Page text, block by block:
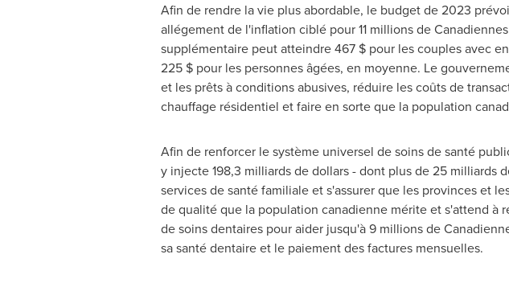
Afin de rendre la vie plus abordable, le budget de 2023
allégement de l'inflation ciblé pour 11 millions de
supplémentaire peut atteindre 467 $ pour les couples avec
225 $ pour les personnes âgées, en moyenne. Le
et les prêts à conditions abusives, réduire les coûts de
chauffage résidentiel et faire en sorte que la population
Afin de renforcer le système universel de soins de santé
y injecte 198,3 milliards de dollars - dont plus de 25 milliards
services de santé familiale et s'assurer que les provinces et
de qualité que la population canadienne mérite et s'attend à
de soins dentaires pour aider jusqu'à 9 millions de
sa santé dentaire et le paiement des factures mensuelles.